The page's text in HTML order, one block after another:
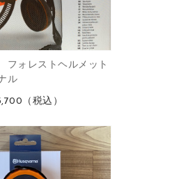
ォレストヘルメット
ル
（税込）